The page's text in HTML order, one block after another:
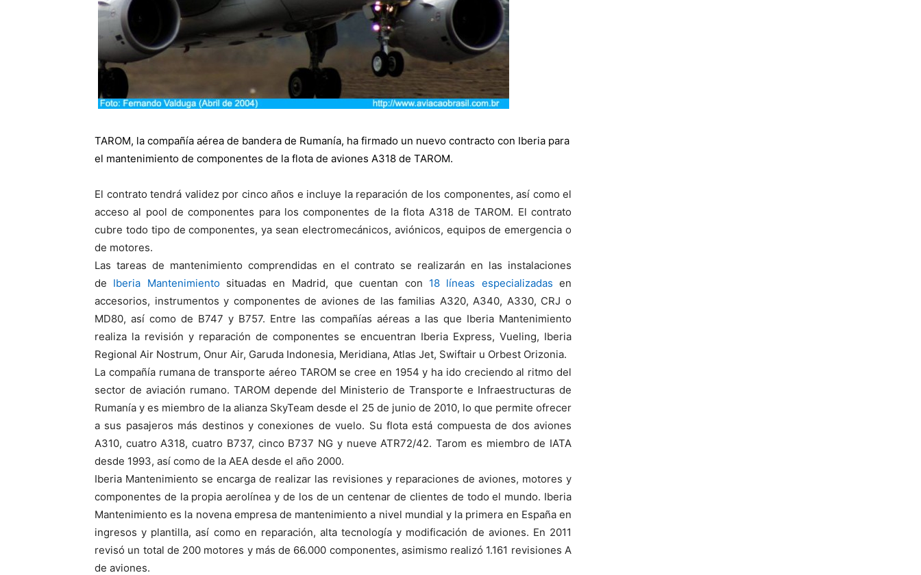
TAROM, la compañía aérea de bandera de Rumanía, ha firmado un nuevo contracto con Iberia para
el mantenimiento de componentes de la flota de aviones A318 de TAROM.
El contrato tendrá validez por cinco años e incluye la reparación de los componentes, así como el
acceso al pool de componentes para los componentes de la flota A318 de TAROM. El contrato
cubre todo tipo de componentes, ya sean electromecánicos, aviónicos, equipos de emergencia o
de motores.
Las tareas de mantenimiento comprendidas en el contrato se realizarán en las instalaciones
de Iberia Mantenimientosituadas en Madrid, que cuentan con 18 líneas especializadas en
accesorios, instrumentos y componentes de aviones de las familias A320, A340, A330, CRJ o
MD80, así como de B747 y B757. Entre las compañías aéreas a las que Iberia Mantenimiento
realiza la revisión y reparación de componentes se encuentran Iberia Express, Vueling, Iberia
Regional Air Nostrum, Onur Air, Garuda Indonesia, Meridiana, Atlas Jet, Swiftair u Orbest Orizonia.
La compañía rumana de transporte aéreo TAROM se cree en 1954 y ha ido creciendo al ritmo del
sector de aviación rumano. TAROM depende del Ministerio de Transporte e Infraestructuras de
Rumanía y es miembro de la alianza SkyTeam desde el 25 de junio de 2010, lo que permite ofrecer
a sus pasajeros más destinos y conexiones de vuelo. Su flota está compuesta de dos aviones
A310, cuatro A318, cuatro B737, cinco B737 NG y nueve ATR72/42. Tarom es miembro de IATA
desde 1993, así como de la AEA desde el año 2000.
Iberia Mantenimiento se encarga de realizar las revisiones y reparaciones de aviones, motores y
componentes de la propia aerolínea y de los de un centenar de clientes de todo el mundo. Iberia
Mantenimiento es la novena empresa de mantenimiento a nivel mundial y la primera en España en
ingresos y plantilla, así como en reparación, alta tecnología y modificación de aviones. En 2011
revisó un total de 200 motores y más de 66.000 componentes, asimismo realizó 1.161 revisiones A
de aviones.